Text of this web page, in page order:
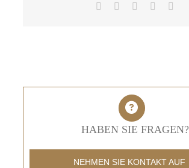
Facebook LinkedInPinterest
HABEN SIE FRAGEN?
NEHMEN SIE KONTAKT AUF